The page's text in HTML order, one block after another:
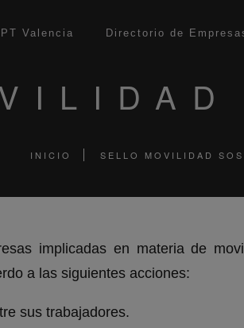
PT Valencia Directorio de
INICIO SELLO MOVILIDAD
implicadas en materia de
a las siguientes acciones:
sus trabajadores.